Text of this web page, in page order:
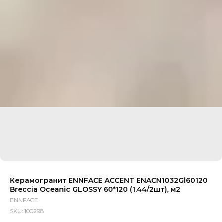
Керамогранит ENNFACE ACCENT ENACN1032Gl60120
Breccia Oceanic GLOSSY 60*120 (1.44/2шт), м2
ENNFACE
SKU: 100298